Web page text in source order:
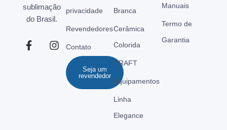
sublimação
do Brasil.
privacidade
Revendedores
Contato
Seja um
revendedor
Branca
Cerâmica
Colorida
CRAFT
Equipamentos
Linha
Elegance
Manuais
Termo de
Garantia